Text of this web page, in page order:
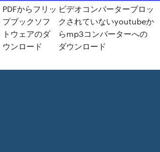
PDFからフリッ
プブックソフ
トウェアのダ
ウンロード
ビデオコンバーターブロッ
クされていないyoutubeか
らmp3コンバーターへの
ダウンロード